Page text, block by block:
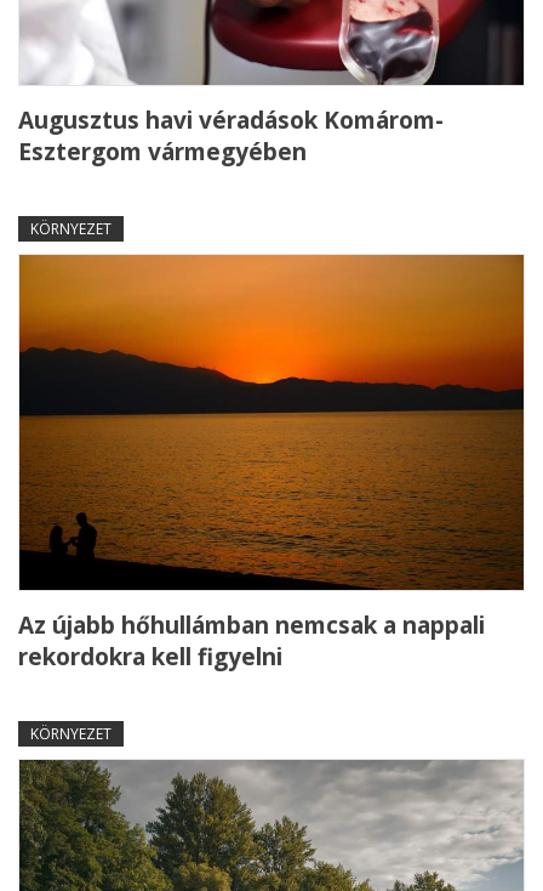
Augusztus havi véradások Komárom-
Esztergom vármegyében
KÖRNYEZET
Az újabb hőhullámban nemcsak a nappali
rekordokra kell figyelni
KÖRNYEZET